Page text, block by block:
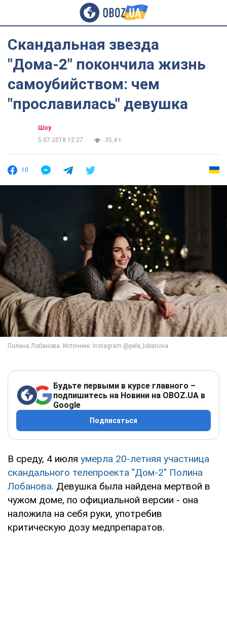
Скандальная звезда
"Дома-2" покончила жизнь
самоубийством: чем
"прославилась" девушка
Шоу
5.07.2018 12:27
35,4 т.
10
Будьте первыми в курсе главного –
подпишитесь на Новини на OBOZ.UA в
Google
Подписаться
В среду, 4 июля умерла 20-летняя участница
скандального телепроекта "Дом-2" Полина
Лобанова. Девушка была найдена мертвой в
чужом доме, по официальной версии - она
наложила на себя руки, употребив
критическую дозу медпрепаратов.